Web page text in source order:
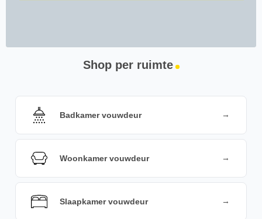
Shop per ruimte
Badkamer vouwdeur →
Woonkamer vouwdeur →
Slaapkamer vouwdeur →